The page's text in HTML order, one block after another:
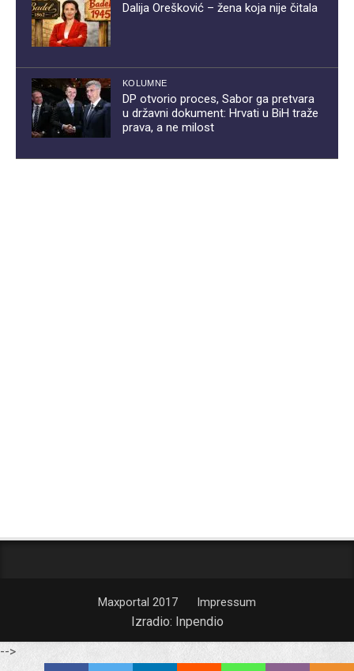
Dalija Orešković – žena koja nije čitala
KOLUMNE
DP otvorio proces, Sabor ga pretvara
u državni dokument: Hrvati u BiH traže
prava, a ne milost
Maxportal 2017 Impressum
Izradio: Inpendio
-->